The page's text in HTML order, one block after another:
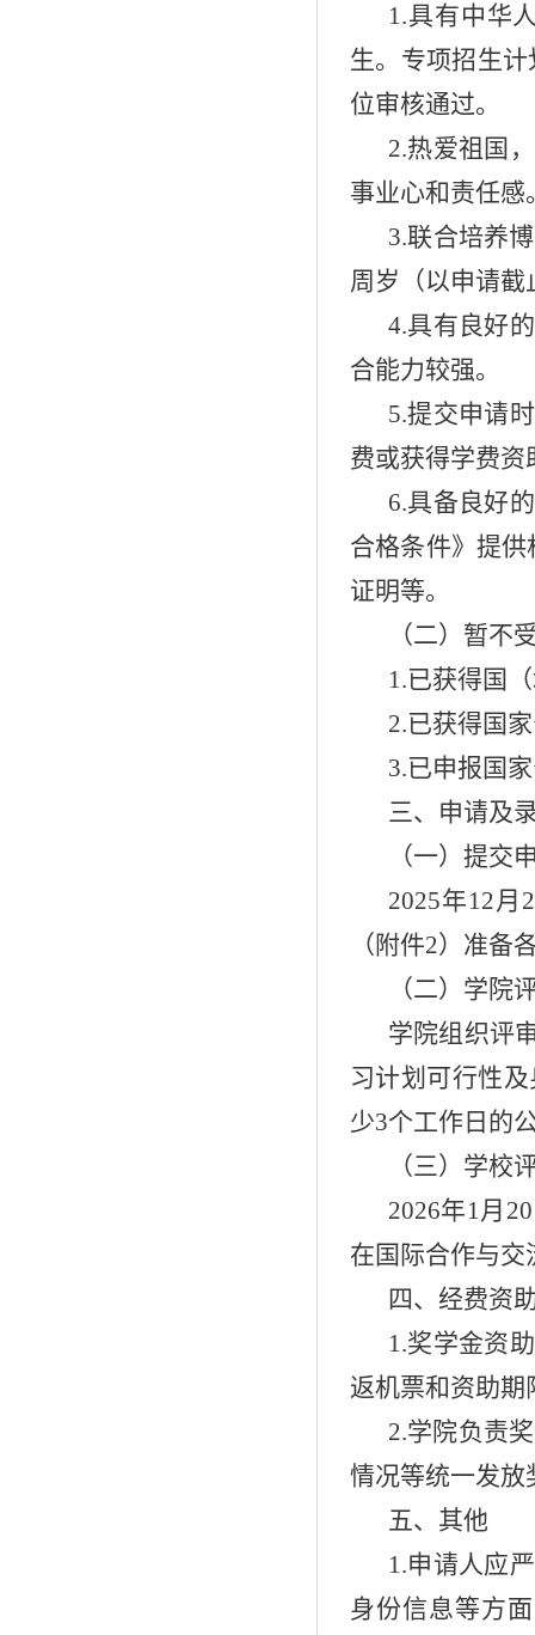
1.具有中华
生。专项招生
位审核通过。
2.热爱祖国
事业心和责任感
3.联合培养
周岁（以申请截
4.具有良好
合能力较强。
5.提交申请
费或获得学费
6.具备良好
合格条件》提
证明等。
（二）暂不
1.已获得国
2.已获得国
3.已申报国
三、申请及
（一）提交
2025年12
（附件2）准备
（二）学院
学院组织评
习计划可行性
少3个工作日的
（三）学校
2026年1月
在国际合作与
四、经费资
1.奖学金资
返机票和资助期
2.学院负责
情况等统一发放
五、其他
1.申请人应
身份信息等方